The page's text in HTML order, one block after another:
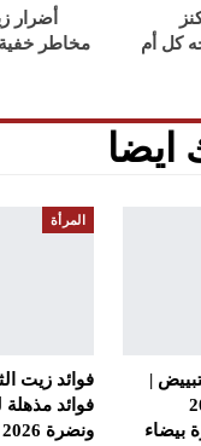
كل أم
أضرار
مخاطر
ايضا
|
بيضاء
المرأة
فوائد
ونضرة 2026